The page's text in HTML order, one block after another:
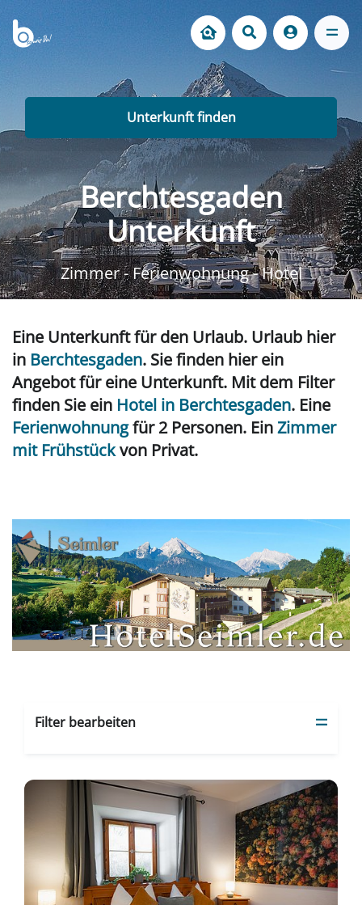
Unterkunft finden
Berchtesgaden
Unterkunft
Zimmer - Ferienwohnung - Hotel
Eine Unterkunft für den Urlaub. Urlaub hier
in Berchtesgaden. Sie finden hier ein
Angebot für eine Unterkunft. Mit dem Filter
finden Sie ein Hotel in Berchtesgaden. Eine
Ferienwohnungfür 2 Personen. EinZimmer
mit Frühstückvon Privat.
Filter bearbeiten